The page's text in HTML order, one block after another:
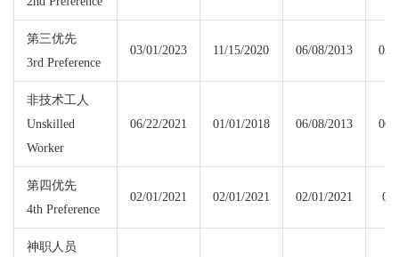
第三优先
3rd Preference
03/01/2023 11/15/2020 06/08/2013 03/
非技术工人
Unskilled
Worker
06/22/2021 01/01/2018 06/08/2013 06/
第四优先
4th Preference
02/01/2021 02/01/2021 02/01/2021
神职人员